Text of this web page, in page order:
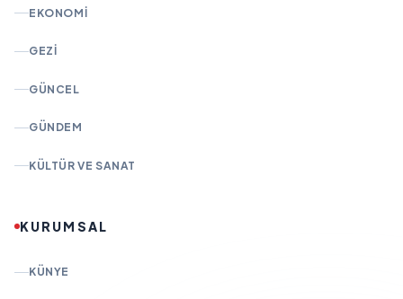
EKONOMI
GEZI
GÜNCEL
GÜNDEM
KÜLTÜR VE SANAT
KURUMSAL
KÜNYE